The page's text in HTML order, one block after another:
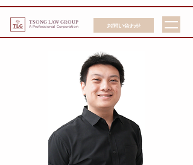
TSONG LAW GROUP
A Professional Corporation お問い合わせ